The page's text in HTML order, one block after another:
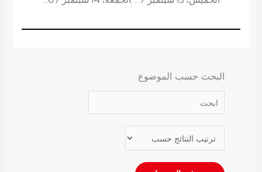
البحث حسب الموضوع